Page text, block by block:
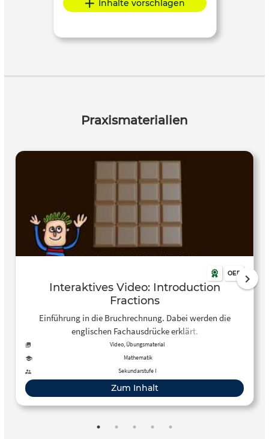
Inhalte vorschlagen
Praxismaterialien
OER
Interaktives Video: Introduction
Fractions
Einführung in die Bruchrechnung. Dabei werden die
englischen Fachausdrücke erklärt.
Video, Übungsmaterial
Mathematik
Sekundarstufe I
Zum Inhalt